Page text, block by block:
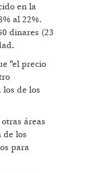
en la
al 22%.
dinares (23
"el precio
de los
áreas
de los
para